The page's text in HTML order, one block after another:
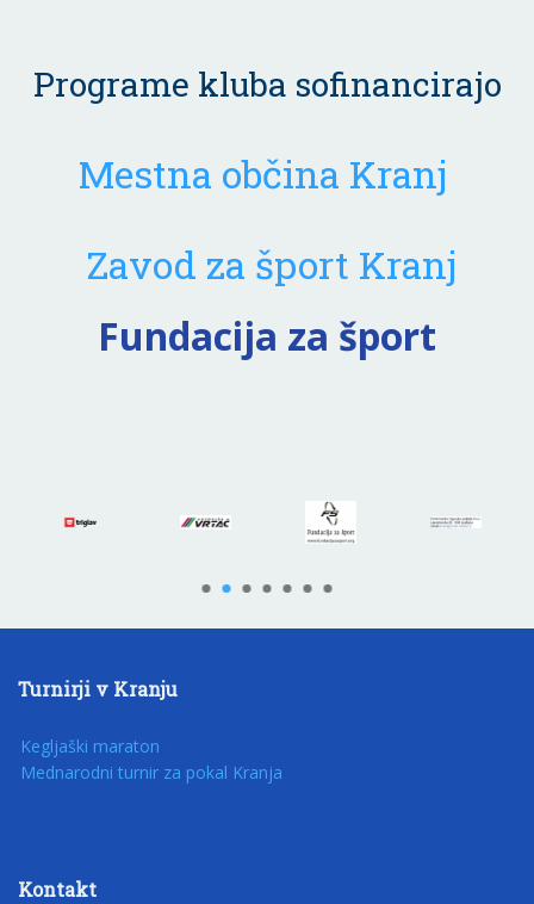
Programe kluba sofinancirajo
Mestna občina Kranj
Zavod za šport Kranj
Fundacija za šport
Turnirji v Kranju
Kegljaški maraton
Mednarodni turnir za pokal Kranja
Kontakt